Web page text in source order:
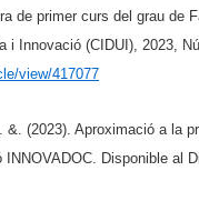
de primer curs del grau de
i Innovació (CIDUI), 2023,
view/417077
&. (2023). Aproximació a la
INNOVADOC. Disponible al